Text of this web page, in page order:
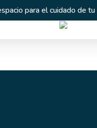
para el cuidado de tu